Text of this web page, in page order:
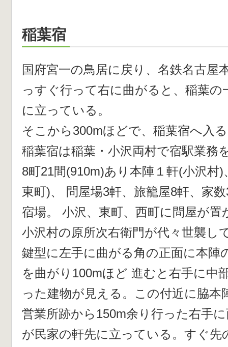
稲葉宿
国府宮一の鳥居に戻り、名鉄名古屋
っすぐ行って右に曲がると、稲葉の
に立っている。
そこから300mほどで、稲葉宿へ入
稲葉宿は稲葉・小沢両村で宿駅業務
8町21間(910m)あり本陣１軒(小沢村
東町)、 問屋場3軒、旅籠屋8軒、家
宿場。 小沢、東町、西町に問屋が
小沢村の原所次右衛門が代々世襲し
鍵型に左手に曲がる角の正面に本陣
を曲がり100mほど 進むと右手に中
った建物が見える。この付近に脇本
営業所跡から150m余り行った右手
が民家の軒先に立っている。すぐ先